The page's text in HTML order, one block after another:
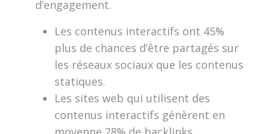
d’engagement.
Les contenus interactifs ont 45%
plus de chances d’être partagés sur
les réseaux sociaux que les contenus
statiques.
Les sites web qui utilisent des
contenus interactifs génèrent en